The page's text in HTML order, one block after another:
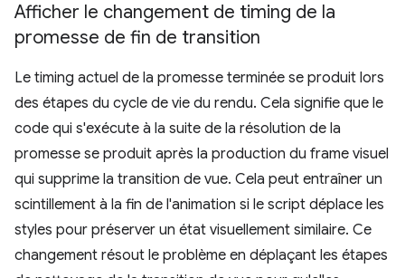
Afficher le changement de timing de la
promesse de fin de transition
Le timing actuel de la promesse terminée se produit lors
des étapes du cycle de vie du rendu. Cela signifie que le
code qui s'exécute à la suite de la résolution de la
promesse se produit après la production du frame visuel
qui supprime la transition de vue. Cela peut entraîner un
scintillement à la fin de l'animation si le script déplace les
styles pour préserver un état visuellement similaire. Ce
changement résout le problème en déplaçant les étapes